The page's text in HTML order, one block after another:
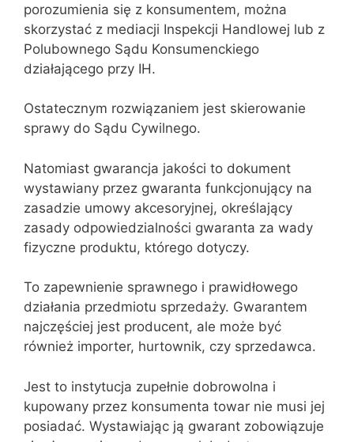
porozumienia się z konsumentem, można
skorzystać z mediacji Inspekcji Handlowej lub z
Polubownego Sądu Konsumenckiego
działającego przy IH.
Ostatecznym rozwiązaniem jest skierowanie
sprawy do Sądu Cywilnego.
Natomiast gwarancja jakości to dokument
wystawiany przez gwaranta funkcjonujący na
zasadzie umowy akcesoryjnej, określający
zasady odpowiedzialności gwaranta za wady
fizyczne produktu, którego dotyczy.
To zapewnienie sprawnego i prawidłowego
działania przedmiotu sprzedaży. Gwarantem
najczęściej jest producent, ale może być
również importer, hurtownik, czy sprzedawca.
Jest to instytucja zupełnie dobrowolna i
kupowany przez konsumenta towar nie musi jej
posiadać. Wystawiając ją gwarant zobowiązuje